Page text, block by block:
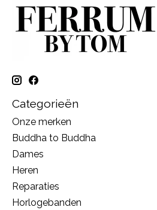
Categorieën
Onze merken
Buddha to Buddha
Dames
Heren
Reparaties
Horlogebanden